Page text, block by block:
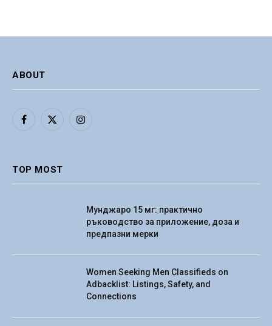
ABOUT
Facebook
X
Instagram
TOP MOST
Мунджаро 15 мг: практично
ръководство за приложение, доза и
предпазни мерки
Women Seeking Men Classifieds on
Adbacklist: Listings, Safety, and
Connections